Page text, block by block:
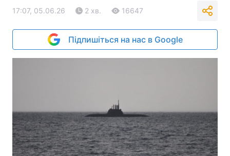
17:07, 05.06.26 2 хв. 16647
Підпишіться на нас в Google